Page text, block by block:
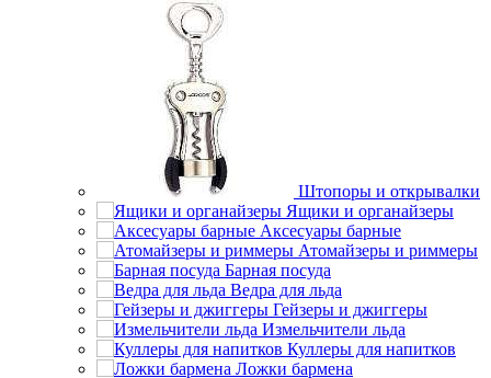
Штопоры и открывалки
Ящики и органайзеры
Аксесуары барные
Атомайзеры и риммеры
Барная посуда
Ведра для льда
Гейзеры и джиггеры
Измельчители льда
Куллеры для напитков
Ложки бармена